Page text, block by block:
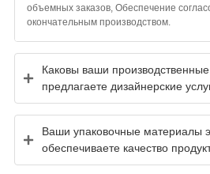
объемных заказов, Обеспечение
окончательным производством.
Каковы ваши
предлагаете дизайнерские
Ваши упаковочные материалы
обеспечиваете качество